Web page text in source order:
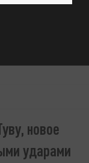
новое
ударами